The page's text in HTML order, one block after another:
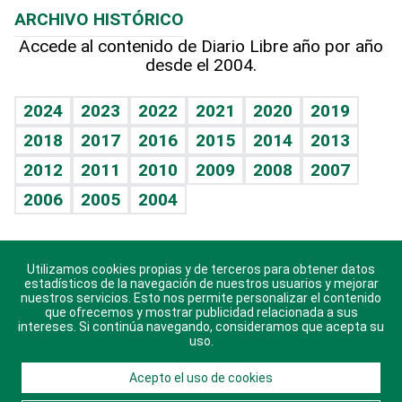
Hablando con el pediatra
Vida y familia
Eñe
Celebrando la vida
Sin complejos
En pocas palabras
Escuchando al corazón
Economía Personal
TBT Deportivo
Más firmas
Hecho en casa
Guía del dinero
Cumpleaños
Horóscopos
Crucigramas
ARCHIVO HISTÓRICO
Accede al contenido de Diario Libre año por año
desde el 2004.
2024 2023 2022 2021 2020
2019
2018
2017 2016 2015 2014
2013
2012
2011 2010 2009 2008
2007
2006
2005 2004
Descarga nuestras aplicaciones para Android, iOS y
sistema Huawei.
© 2021 Diario Libre, todos los derechos reservados.
Utilizamos cookies propias y de terceros para obtener datos
estadísticos de la navegación de nuestros usuarios y mejorar
nuestros servicios. Esto nos permite personalizar el contenido
que ofrecemos y mostrar publicidad relacionada a sus
intereses. Si continúa navegando, consideramos que acepta su
uso.
Acepto el uso de cookies